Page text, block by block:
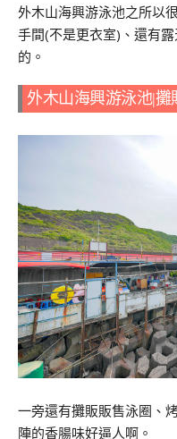
外木山海興游泳池之所以
手間(不是更衣室)、還有
的。
外木山海興游泳池|攤
一旁還有攤販販售泳圈、
陣的香腸味好逼人啊。